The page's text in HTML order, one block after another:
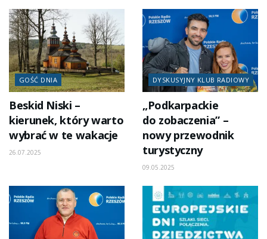
GOŚĆ DNIA
Beskid Niski –
kierunek, który warto
wybrać w te wakacje
26.07.2025
DYSKUSYJNY KLUB RADIOWY
„Podkarpackie
do zobaczenia” –
nowy przewodnik
turystyczny
09.05.2025